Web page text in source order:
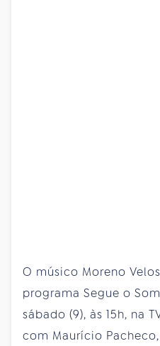
O músico Moreno
programa Segue o
sábado (9), às 15h, na
com Maurício